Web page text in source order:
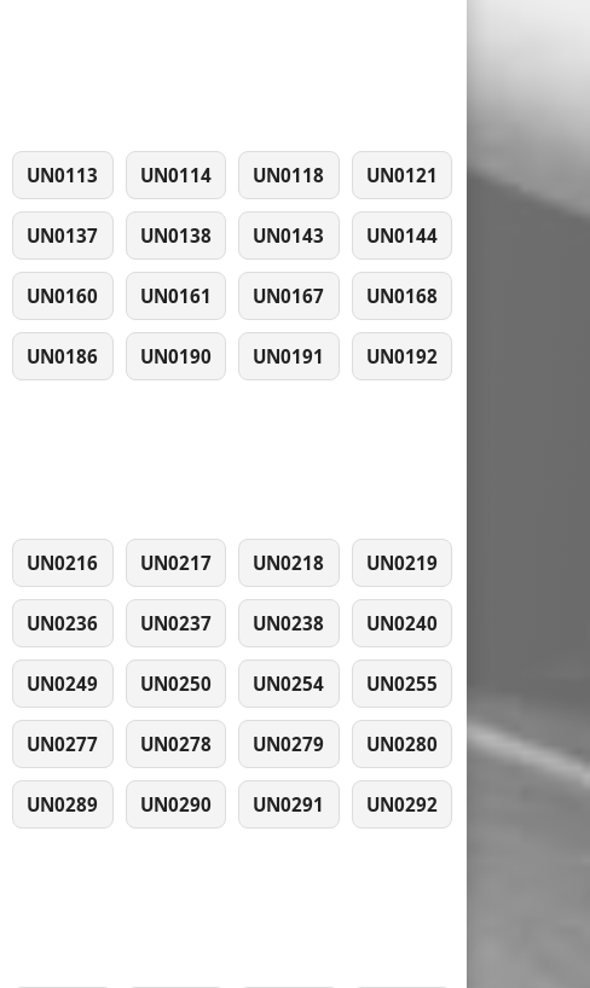
UN0113 UN0114 UN0118 UN0121
UN0137 UN0138 UN0143 UN0144
UN0160 UN0161 UN0167 UN0168
UN0186 UN0190 UN0191 UN0192
UN0216 UN0217 UN0218 UN0219
UN0236 UN0237 UN0238 UN0240
UN0249 UN0250 UN0254 UN0255
UN0277 UN0278 UN0279 UN0280
UN0289 UN0290 UN0291 UN0292